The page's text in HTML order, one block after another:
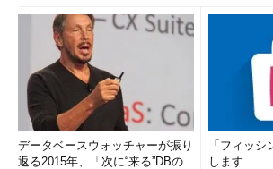
データベースウォッチャーが振り
返る2015年、「次に“来る”DBの
「フィッ
します